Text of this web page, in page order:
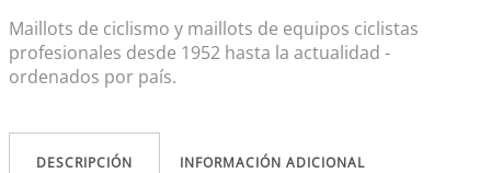
Maillots de ciclismo y maillots de equipos ciclistas
profesionales desde 1952 hasta la actualidad -
ordenados por país.
DESCRIPCIÓN INFORMACIÓN ADICIONAL